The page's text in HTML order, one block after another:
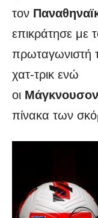
τον
επικράτησε με
πρωταγωνιστή
χατ-τρικ ενώ
οι Μάγκνουσον
πίνακα των